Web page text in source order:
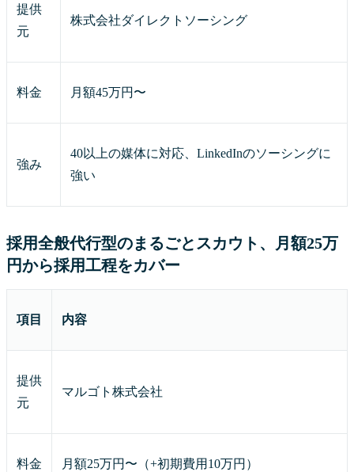
提供
元
株式会社ダイレクトソーシング
料金 月額45万円〜
強み
40以上の媒体に対応、LinkedInのソーシングに
強い
採用全般代行型のまるごとスカウト、月額25万
円から採用工程をカバー
項目 内容
提供
元
マルゴト株式会社
料金 月額25万円〜（+初期費用10万円）